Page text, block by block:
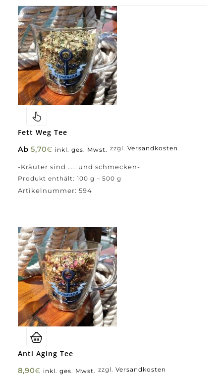
Fett Weg Tee
Ab 5,70€ inkl. ges. Mwst.
-Kräuter sind ….. und schmecken-
zzgl. Versandkosten
Produkt enthält: 100 g – 500 g
Artikelnummer: 594
Anti Aging Tee
8,90€ inkl. ges. Mwst. zzgl. Versandkosten